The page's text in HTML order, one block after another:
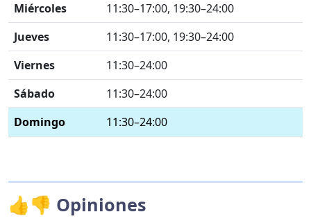
Miércoles
11:30–17:00, 19:30–24:00
Jueves
11:30–17:00, 19:30–24:00
Viernes
11:30–24:00
Sábado
11:30–24:00
Domingo
11:30–24:00
👍👎 Opiniones